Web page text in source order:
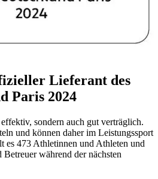
Lieferant des
Paris 2024
sondern auch gut verträglich.
und können daher im Leistungssport
es 473 Athletinnen und Athleten und
während der nächsten